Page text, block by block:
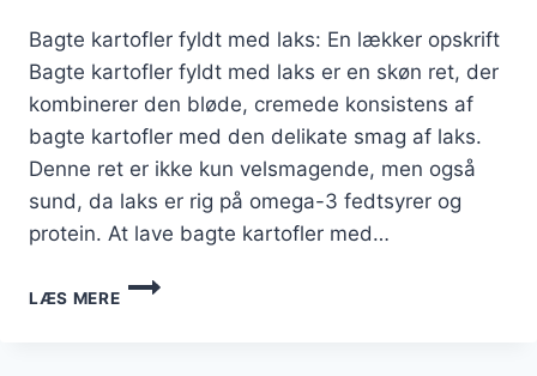
Bagte kartofler fyldt med laks: En lækker opskrift
Bagte kartofler fyldt med laks er en skøn ret, der
kombinerer den bløde, cremede konsistens af
bagte kartofler med den delikate smag af laks.
Denne ret er ikke kun velsmagende, men også
sund, da laks er rig på omega-3 fedtsyrer og
protein. At lave bagte kartofler med…
LÆS MERE
BAGTE
KARTOFLER